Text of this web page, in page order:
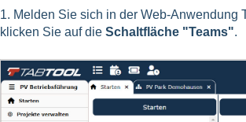
1. Melden Sie sich in der Web-Anwendung
klicken Sie auf die Schaltfläche "Teams".